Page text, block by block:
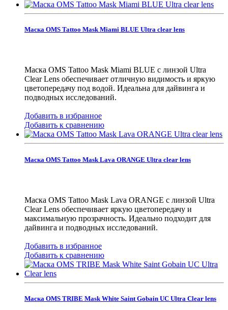
Маска OMS Tattoo Mask Miami BLUE Ultra clear lens
Маска OMS Tattoo Mask Miami BLUE с линзой Ultra
Clear Lens обеспечивает отличную видимость и яркую
цветопередачу под водой. Идеальна для дайвинга и
подводных исследований.
Добавить в избранное
Добавить к сравнению
Маска OMS Tattoo Mask Lava ORANGE Ultra clear lens
Маска OMS Tattoo Mask Lava ORANGE с линзой Ultra
Clear Lens обеспечивает яркую цветопередачу и
максимальную прозрачность. Идеально подходит для
дайвинга и подводных исследований.
Добавить в избранное
Добавить к сравнению
Маска OMS TRIBE Mask White Saint Gobain UC Ultra Clear lens